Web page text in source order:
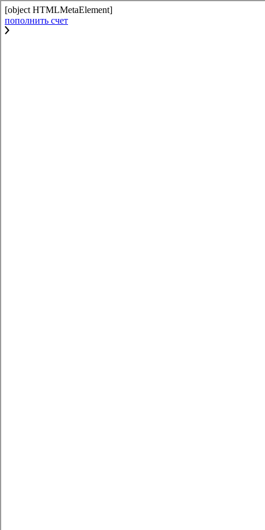
[object HTMLMetaElement]
пополнить счет